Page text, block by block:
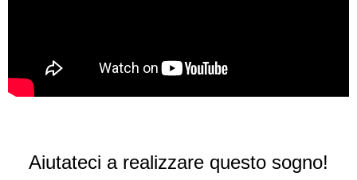
Aiutateci a realizzare questo sogno!